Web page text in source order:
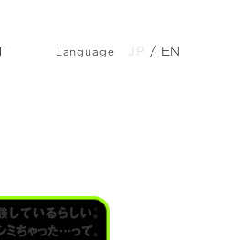
Language JP / EN